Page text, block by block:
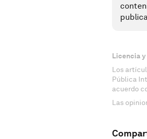
Licencia
Los
Pública
acuerdo
Las